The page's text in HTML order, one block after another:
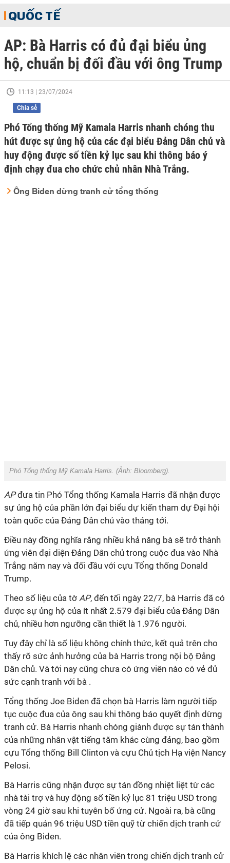
QUỐC TẾ
AP: Bà Harris có đủ đại biểu ủng
hộ, chuẩn bị đối đầu với ông Trump
11:13 | 23/07/2024
Chia sẻ
Phó Tổng thống Mỹ Kamala Harris nhanh chóng thu
hút được sự ủng hộ của các đại biểu Đảng Dân chủ và
huy động được số tiền kỷ lục sau khi thông báo ý
định chạy đua cho chức chủ nhân Nhà Trắng.
Ông Biden dừng tranh cử tổng thống
Phó Tổng thống Mỹ Kamala Harris. (Ảnh: Bloomberg).
APđưa tin Phó Tổng thống Kamala Harris đã nhận được
sự ủng hộ của phần lớn đại biểu dự kiến tham dự Đại hội
toàn quốc của Đảng Dân chủ vào tháng tới.
Điều này đồng nghĩa rằng nhiều khả năng bà sẽ trở thành
ứng viên đại diện Đảng Dân chủ trong cuộc đua vào Nhà
Trắng năm nay và đối đầu với cựu Tổng thống Donald
Trump.
Theo số liệu của tờ AP, đến tối ngày 22/7, bà Harris đã có
được sự ủng hộ của ít nhất 2.579 đại biểu của Đảng Dân
chủ, nhiều hơn ngưỡng cần thiết là 1.976 người.
Tuy đây chỉ là số liệu không chính thức, kết quả trên cho
thấy rõ sức ảnh hưởng của bà Harris trong nội bộ Đảng
Dân chủ. Và tới nay cũng chưa có ứng viên nào có vẻ đủ
sức cạnh tranh với bà .
Tổng thống Joe Biden đã chọn bà Harris làm người tiếp
tục cuộc đua của ông sau khi thông báo quyết định dừng
tranh cử. Bà Harris nhanh chóng giành được sự tán thành
của những nhân vật tiếng tăm khác cùng đảng, bao gồm
cựu Tổng thống Bill Clinton và cựu Chủ tịch Hạ viện Nancy
Pelosi.
Bà Harris cũng nhận được sự tán đồng nhiệt liệt từ các
nhà tài trợ và huy động số tiền kỷ lục 81 triệu USD trong
vòng 24 giờ sau khi tuyên bố ứng cử. Ngoài ra, bà cũng
đã tiếp quản 96 triệu USD tiền quỹ từ chiến dịch tranh cử
của ông Biden.
Bà Harris khích lệ các nhân viên trong chiến dịch tranh cử